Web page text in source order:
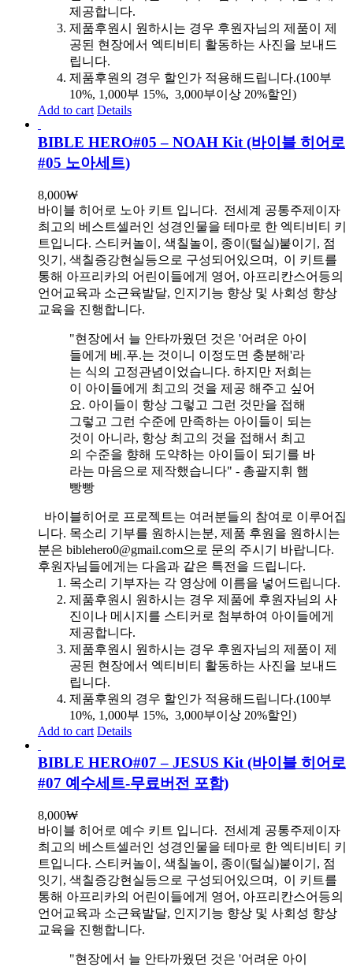
제공합니다.
제품후원시 원하시는 경우 후원자님의 제품이 제
공된 현장에서 엑티비티 활동하는 사진을 보내드
립니다.
제품후원의 경우 할인가 적용해드립니다.(100부
10%, 1,000부 15%, 3,000부이상 20%할인)
Add to cart Details
BIBLE HERO#05 – NOAH Kit (바이블 히어로
#05 노아세트)
8,000₩
바이블 히어로 노아 키트 입니다. 전세계 공통주제이자
최고의 베스트셀러인 성경인물을 테마로 한 엑티비티 키
트입니다. 스티커놀이, 색칠놀이, 종이(털실)붙이기, 점
잇기, 색칠증강현실등으로 구성되어있으며, 이 키트를
통해 아프리카의 어린이들에게 영어, 아프리칸스어등의
언어교육과 소근육발달, 인지기능 향상 및 사회성 향상
교육을 진행합니다.
"현장에서 늘 안타까웠던 것은 '어려운 아이
들에게 베.푸.는 것이니 이정도면 충분해'라
는 식의 고정관념이었습니다. 하지만 저희는
이 아이들에게 최고의 것을 제공 해주고 싶어
요. 아이들이 항상 그렇고 그런 것만을 접해
그렇고 그런 수준에 만족하는 아이들이 되는
것이 아니라, 항상 최고의 것을 접해서 최고
의 수준을 향해 도약하는 아이들이 되기를 바
라는 마음으로 제작했습니다" - 총괄지휘 햄
빵빵
바이블히어로 프로젝트는 여러분들의 참여로 이루어집
니다. 목소리 기부를 원하시는분, 제품 후원을 원하시는
분은 biblehero0@gmail.com으로 문의 주시기 바랍니다.
후원자님들에게는 다음과 같은 특전을 드립니다.
목소리 기부자는 각 영상에 이름을 넣어드립니다.
제품후원시 원하시는 경우 제품에 후원자님의 사
진이나 메시지를 스티커로 첨부하여 아이들에게
제공합니다.
제품후원시 원하시는 경우 후원자님의 제품이 제
공된 현장에서 엑티비티 활동하는 사진을 보내드
립니다.
제품후원의 경우 할인가 적용해드립니다.(100부
10%, 1,000부 15%, 3,000부이상 20%할인)
Add to cart Details
BIBLE HERO#07 – JESUS Kit (바이블 히어로
#07 예수세트-무료버전 포함)
8,000₩
바이블 히어로 예수 키트 입니다. 전세계 공통주제이자
최고의 베스트셀러인 성경인물을 테마로 한 엑티비티 키
트입니다. 스티커놀이, 색칠놀이, 종이(털실)붙이기, 점
잇기, 색칠증강현실등으로 구성되어있으며, 이 키트를
통해 아프리카의 어린이들에게 영어, 아프리칸스어등의
언어교육과 소근육발달, 인지기능 향상 및 사회성 향상
교육을 진행합니다.
"현장에서 늘 안타까웠던 것은 '어려운 아이